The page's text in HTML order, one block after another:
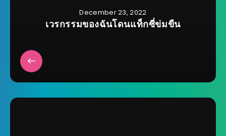
December 23, 2022
เวรกรรมของฉันโดนแท็กซี่ข่มขืน